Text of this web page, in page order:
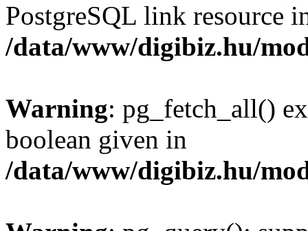
PostgreSQL link resource
/data/www/digibiz.hu/
Warning: pg_fetch_all()
boolean given in
/data/www/digibiz.hu/